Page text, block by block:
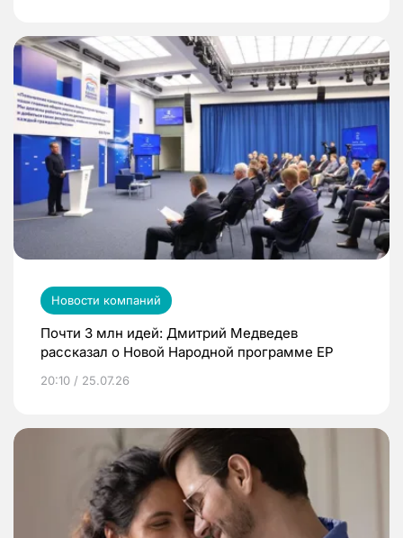
Новости компаний
Почти 3 млн идей: Дмитрий Медведев
рассказал о Новой Народной программе ЕР
20:10 / 25.07.26